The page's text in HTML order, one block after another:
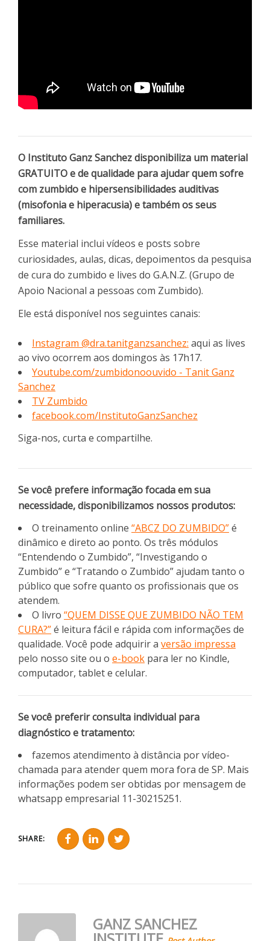
O Instituto Ganz Sanchez disponibiliza um material
GRATUITO e de qualidade para ajudar quem sofre
com zumbido e hipersensibilidades auditivas
(misofonia e hiperacusia) e também os seus
familiares.
Esse material inclui vídeos e posts sobre
curiosidades, aulas, dicas, depoimentos da pesquisa
de cura do zumbido e lives do G.A.N.Z. (Grupo de
Apoio Nacional a pessoas com Zumbido).
Ele está disponível nos seguintes canais:
Instagram @dra.tanitganzsanchez: aqui as lives
ao vivo ocorrem aos domingos às 17h17.
Youtube.com/zumbidonoouvido - Tanit Ganz
Sanchez
TV Zumbido
facebook.com/InstitutoGanzSanchez
Siga-nos, curta e compartilhe.
Se você prefere informação focada em sua
necessidade, disponibilizamos nossos produtos:
O treinamento online “ABCZ DO ZUMBIDO”é
dinâmico e direto ao ponto. Os três módulos
“Entendendo o Zumbido”, “Investigando o
Zumbido” e “Tratando o Zumbido” ajudam tanto o
público que sofre quanto os profissionais que os
atendem.
O livro “QUEM DISSE QUE ZUMBIDO NÃO TEM
CURA?”é leitura fácil e rápida com informações de
qualidade. Você pode adquirir a versão impressa
pelo nosso site ou o e-book para ler no Kindle,
computador, tablet e celular.
Se você preferir consulta individual para
diagnóstico e tratamento:
fazemos atendimento à distância por vídeo-
chamada para atender quem mora fora de SP. Mais
informações podem ser obtidas por mensagem de
whatsapp empresarial 11-30215251.
SHARE:
GANZ SANCHEZ